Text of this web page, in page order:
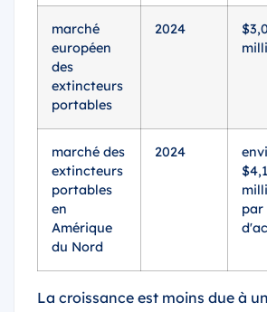
marché
européen
des
extincteurs
portables
2024
marché des
extincteurs
portables
en
Amérique
du Nord
2024
par
La croissance est moins due à